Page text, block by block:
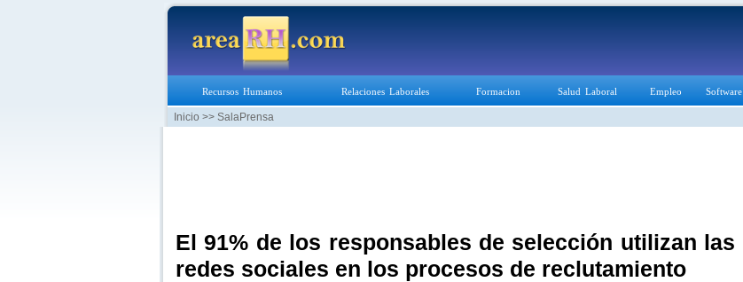
Recursos Humanos Relaciones Laborales Formacion Salud Laboral Empleo Software
Inicio >> SalaPrensa
El 91% de los responsables de selección utilizan las
redes sociales en los procesos de reclutamiento